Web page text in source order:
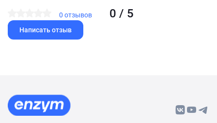
0 / 5
0 отзывов
Написать отзыв